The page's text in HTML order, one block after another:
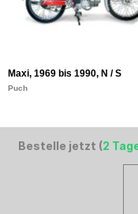
Maxi, 1969 bis 1990, N / S
Puch
Bestelle jetzt (2